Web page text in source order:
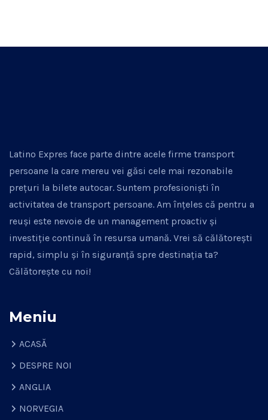
Latino Expres face parte dintre acele firme transport
persoane la care mereu vei găsi cele mai rezonabile
prețuri la bilete autocar. Suntem profesioniști în
activitatea de transport persoane. Am înțeles că pentru a
reuși este nevoie de un management proactiv și
investiție continuă în resursa umană. Vrei să călătorești
rapid, simplu și în siguranță spre destinația ta?
Călătorește cu noi!
Meniu
ACASĂ
DESPRE NOI
ANGLIA
NORVEGIA